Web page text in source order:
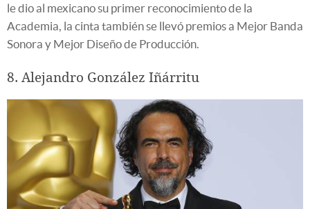
le dio al mexicano su primer reconocimiento de la
Academia, la cinta también se llevó premios a Mejor Banda
Sonora y Mejor Diseño de Producción.
8. Alejandro González Iñárritu